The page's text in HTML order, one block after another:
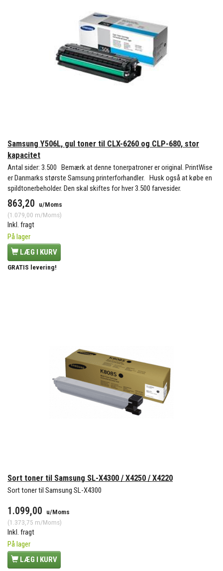
Samsung Y506L, gul toner til CLX-6260 og CLP-680, stor
kapacitet
Antal sider: 3.500 Bemærk at denne tonerpatroner er original. PrintWise
er Danmarks største Samsung printerforhandler. Husk også at købe en
spildtonerbeholder. Den skal skiftes for hver 3.500 farvesider.
863,20
u/Moms
(1.079,00 m/Moms)
Inkl. fragt
På lager
LÆG I KURV
GRATIS levering!
Sort toner til Samsung SL-X4300 / X4250 / X4220
Sort toner til Samsung SL-X4300
1.099,00
u/Moms
(1.373,75 m/Moms)
Inkl. fragt
På lager
LÆG I KURV